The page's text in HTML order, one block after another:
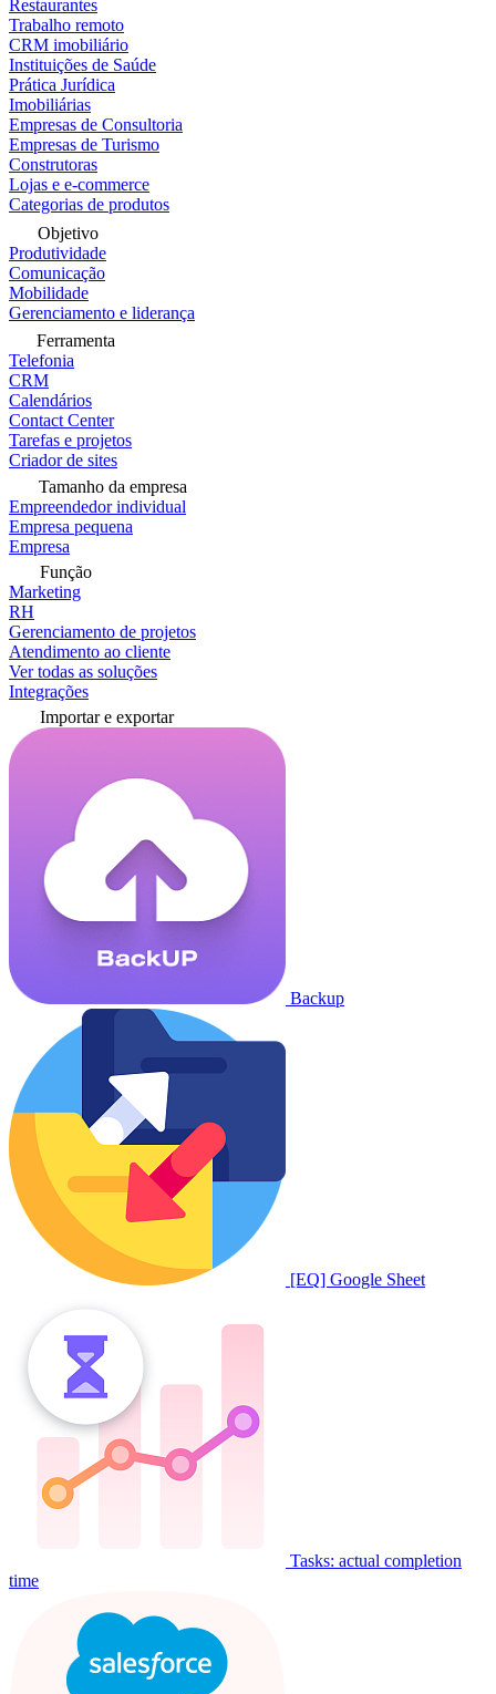
Restaurantes
Trabalho remoto
CRM imobiliário
Instituições de Saúde
Prática Jurídica
Imobiliárias
Empresas de Consultoria
Empresas de Turismo
Construtoras
Lojas e e-commerce
Categorias de produtos
Objetivo
Produtividade
Comunicação
Mobilidade
Gerenciamento e liderança
Ferramenta
Telefonia
CRM
Calendários
Contact Center
Tarefas e projetos
Criador de sites
Tamanho da empresa
Empreendedor individual
Empresa pequena
Empresa
Função
Marketing
RH
Gerenciamento de projetos
Atendimento ao cliente
Ver todas as soluções
Integrações
Importar e exportar
Backup
[EQ] Google Sheet
Tasks: actual completion
time